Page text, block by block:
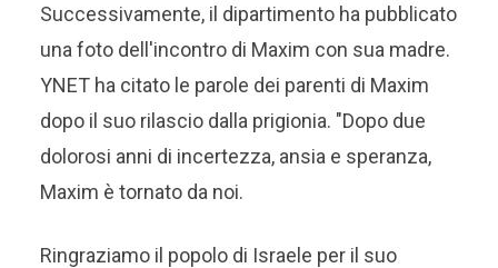
Successivamente, il dipartimento ha pubblicato
una foto dell'incontro di Maxim con sua madre.
YNET ha citato le parole dei parenti di Maxim
dopo il suo rilascio dalla prigionia. "Dopo due
dolorosi anni di incertezza, ansia e speranza,
Maxim è tornato da noi.
Ringraziamo il popolo di Israele per il suo